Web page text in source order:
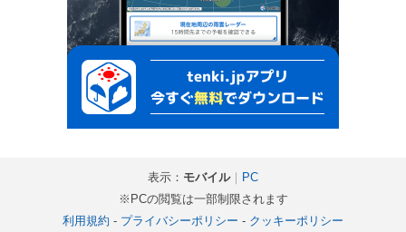
表示： モバイル｜
PC
※PCの閲覧は一部制限されます
利用規約 - プライバシーポリシー - クッキーポリシー